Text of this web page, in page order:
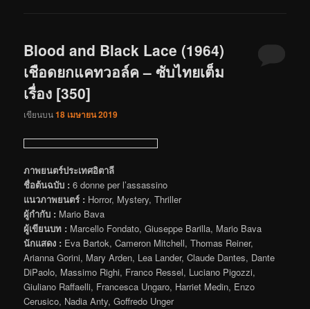
Blood and Black Lace (1964)
เชือดยกแคทวอล์ค – ซับไทยเต็ม
เรื่อง [350]
เขียนบน18 เมษายน 2019
ภาพยนตร์ประเทศอิตาลี
ชื่อต้นฉบับ : 6 donne per l’assassino
แนวภาพยนตร์ : Horror, Mystery, Thriller
ผู้กำกับ : Mario Bava
ผู้เขียนบท : Marcello Fondato, Giuseppe Barilla, Mario Bava
นักแสดง : Eva Bartok, Cameron Mitchell, Thomas Reiner,
Arianna Gorini, Mary Arden, Lea Lander, Claude Dantes, Dante
DiPaolo, Massimo Righi, Franco Ressel, Luciano Pigozzi,
Giuliano Raffaelli, Francesca Ungaro, Harriet Medin, Enzo
Cerusico, Nadia Anty, Goffredo Unger